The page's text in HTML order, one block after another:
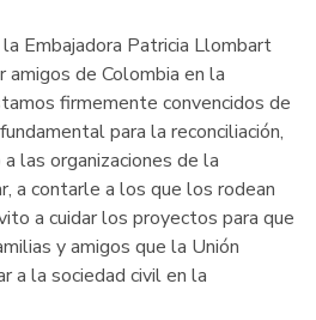
Embajadora Patricia Llombart
amigos de Colombia en la
firmemente convencidos de
para la reconciliación,
las organizaciones de la
a contarle a los que los rodean
a cuidar los proyectos para que
y amigos que la Unión
a la sociedad civil en la